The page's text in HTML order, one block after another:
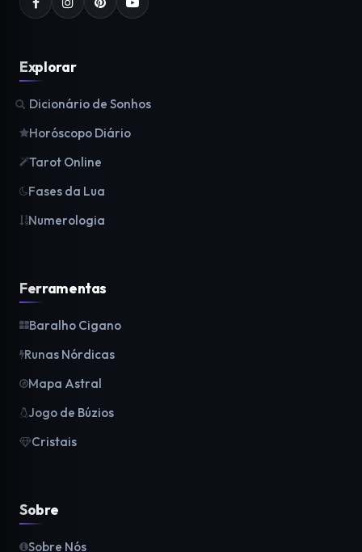
Explorar
Dicionário de Sonhos
Horóscopo Diário
Tarot Online
Fases da Lua
Numerologia
Ferramentas
Baralho Cigano
Runas Nórdicas
Mapa Astral
Jogo de Búzios
Cristais
Sobre
Sobre Nós